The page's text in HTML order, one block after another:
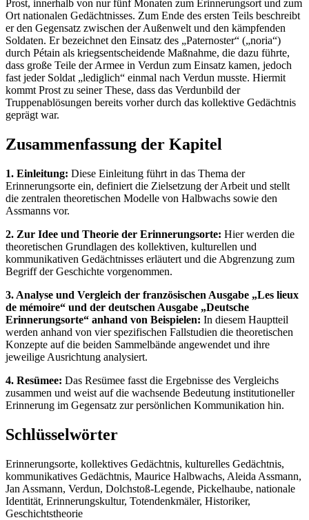
Prost, innerhalb von nur fünf Monaten zum Erinnerungsort und zum
Ort nationalen Gedächtnisses. Zum Ende des ersten Teils beschreibt
er den Gegensatz zwischen der Außenwelt und den kämpfenden
Soldaten. Er bezeichnet den Einsatz des „Paternoster“ („noria“)
durch Pétain als kriegsentscheidende Maßnahme, die dazu führte,
dass große Teile der Armee in Verdun zum Einsatz kamen, jedoch
fast jeder Soldat „lediglich“ einmal nach Verdun musste. Hiermit
kommt Prost zu seiner These, dass das Verdunbild der
Truppenablösungen bereits vorher durch das kollektive Gedächtnis
geprägt war.
Zusammenfassung der Kapitel
1. Einleitung: Diese Einleitung führt in das Thema der
Erinnerungsorte ein, definiert die Zielsetzung der Arbeit und stellt
die zentralen theoretischen Modelle von Halbwachs sowie den
Assmanns vor.
2. Zur Idee und Theorie der Erinnerungsorte: Hier werden die
theoretischen Grundlagen des kollektiven, kulturellen und
kommunikativen Gedächtnisses erläutert und die Abgrenzung zum
Begriff der Geschichte vorgenommen.
3. Analyse und Vergleich der französischen Ausgabe „Les lieux
de mémoire“ und der deutschen Ausgabe „Deutsche
Erinnerungsorte“ anhand von Beispielen: In diesem Hauptteil
werden anhand von vier spezifischen Fallstudien die theoretischen
Konzepte auf die beiden Sammelbände angewendet und ihre
jeweilige Ausrichtung analysiert.
4. Resümee: Das Resümee fasst die Ergebnisse des Vergleichs
zusammen und weist auf die wachsende Bedeutung institutioneller
Erinnerung im Gegensatz zur persönlichen Kommunikation hin.
Schlüsselwörter
Erinnerungsorte, kollektives Gedächtnis, kulturelles Gedächtnis,
kommunikatives Gedächtnis, Maurice Halbwachs, Aleida Assmann,
Jan Assmann, Verdun, Dolchstoß-Legende, Pickelhaube, nationale
Identität, Erinnerungskultur, Totendenkmäler, Historiker,
Geschichtstheorie